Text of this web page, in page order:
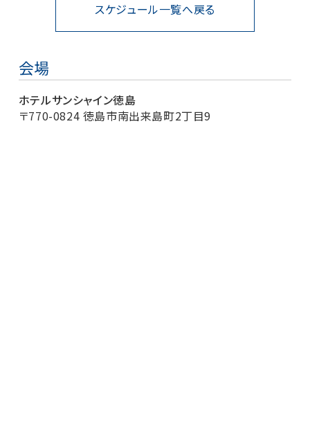
スケジュール一覧へ戻る
会場
ホテルサンシャイン徳島
〒770-0824 徳島市南出来島町2丁目9